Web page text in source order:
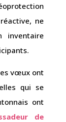
ne
inventaire
vœux ont
qui se
ont
de